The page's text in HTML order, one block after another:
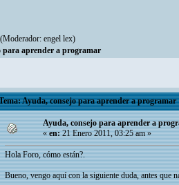
(Moderador: engel lex)
para aprender a programar
Ayuda, consejo para aprender a programar
Ayuda, consejo para aprender a
«en:21 Enero 2011, 03:25 am »
Hola Foro, cómo están?.
Bueno, vengo aquí con la siguiente duda, antes